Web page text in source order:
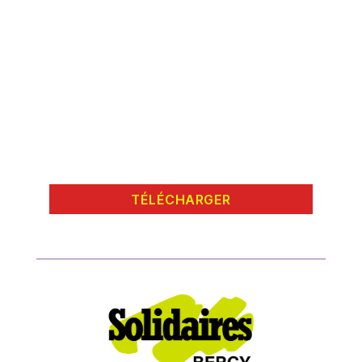
TÉLÉCHARGER